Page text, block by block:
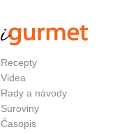
Recepty
Videa
Rady a návody
Suroviny
Časopis